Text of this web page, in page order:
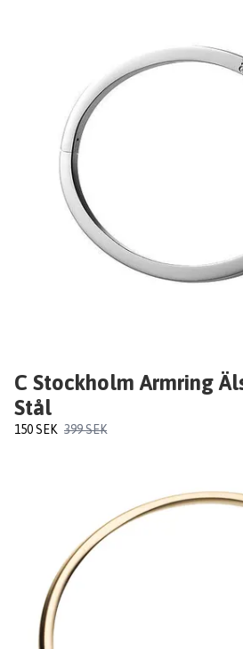
C Stockholm Armring
Stål
150 SEK 399 SEK